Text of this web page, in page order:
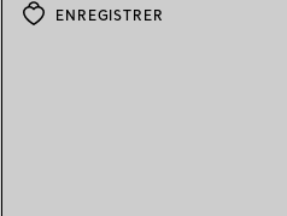
ENREGISTRER